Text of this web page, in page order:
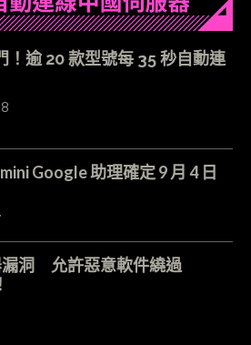
！逾 20 款型號每 35 秒自動連
Google 助理確定 9 月 4 日
漏洞 允許惡意軟件繞過